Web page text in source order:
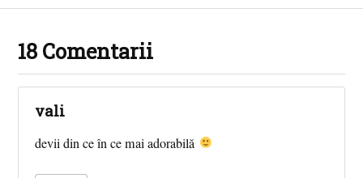
18 Comentarii
vali
devii din ce în ce mai adorabilă